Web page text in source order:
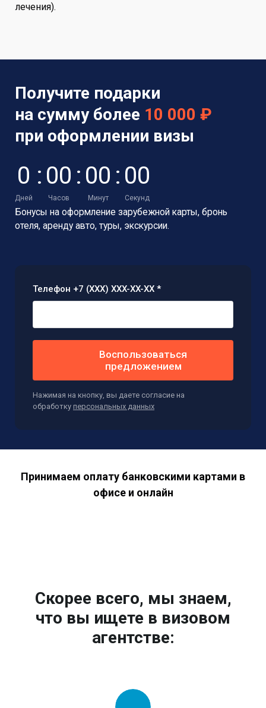
лечения).
Получите подарки
на сумму более 10 000 ₽
при оформлении визы
0
Дней
: 00
Часов
: 00
Минут
: 00
Секунд
Бонусы на оформление зарубежной карты, бронь
отеля, аренду авто, туры, экскурсии.
Телефон +7 (XXX) XXX-XX-XX *
Воспользоваться
предложением
Нажимая на кнопку, вы даете согласие на
обработку персональных данных
Принимаем оплату банковскими картами в
офисе и онлайн
Скорее всего, мы знаем,
что вы ищете в визовом
агентстве: